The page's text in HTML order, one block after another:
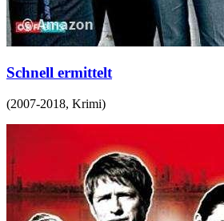
Schnell ermittelt
(2007-2018, Krimi)